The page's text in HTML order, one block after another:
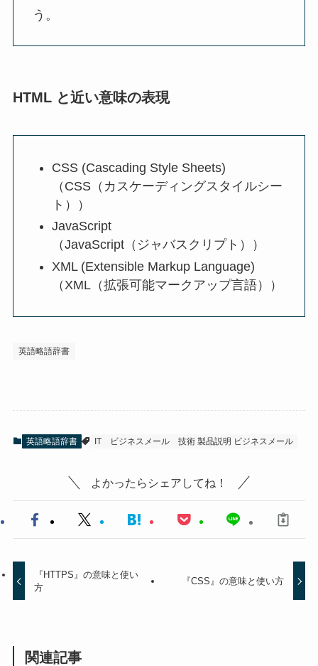
う。
HTML と近い意味の表現
CSS (Cascading Style Sheets)
（CSS（カスケーディングスタイルシー
ト））
JavaScript
（JavaScript（ジャバスクリプト））
XML (Extensible Markup Language)
（XML（拡張可能マークアップ言語））
英語略語辞書
英語略語辞書 IT ビジネスメール 技術 製品説明 ビジネスメール
よかったらシェアしてね！
『HTTPS』の意味と使い
方
『CSS』の意味と使い方
関連記事